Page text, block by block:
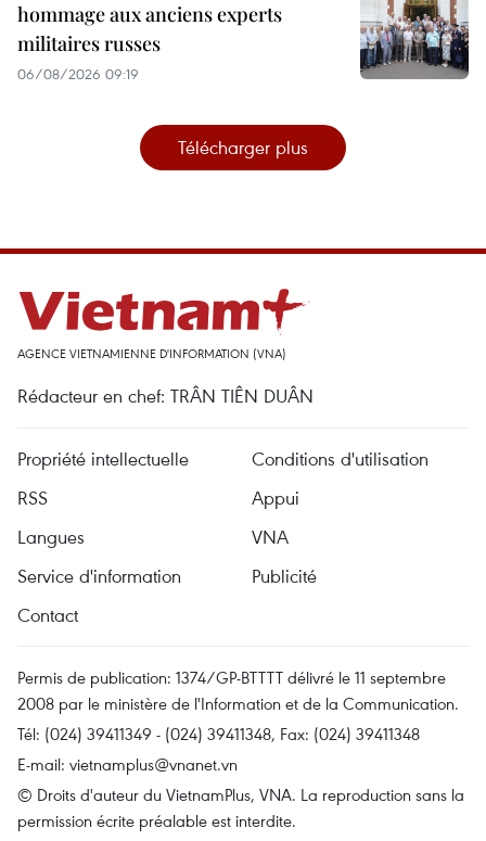
hommage aux anciens experts
militaires russes
06/08/2026 09:19
Télécharger plus
AGENCE VIETNAMIENNE D'INFORMATION (VNA)
Rédacteur en chef: TRÂN TIÊN DUÂN
Propriété intellectuelle
Conditions d'utilisation
RSS
Appui
Langues
VNA
Service d'information
Publicité
Contact
Permis de publication: 1374/GP-BTTTT délivré le 11 septembre
2008 par le ministère de l'Information et de la Communication.
Tél: (024) 39411349 - (024) 39411348, Fax: (024) 39411348
E-mail: vietnamplus@vnanet.vn
© Droits d'auteur du VietnamPlus, VNA. La reproduction sans la
permission écrite préalable est interdite.